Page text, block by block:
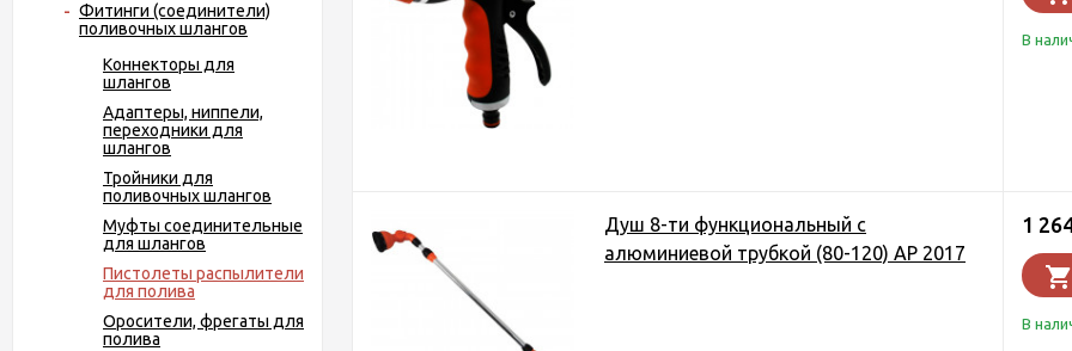
Фитинги (соединители)
поливочных шлангов
Коннекторы для
шлангов
Адаптеры, ниппели,
переходники для
шлангов
Тройники для
поливочных шлангов
Муфты соединительные
для шлангов
Пистолеты распылители
для полива
Оросители, фрегаты для
полива
В
Душ 8-ти функциональный с
алюминиевой трубкой (80-120) AP 2017
1
В